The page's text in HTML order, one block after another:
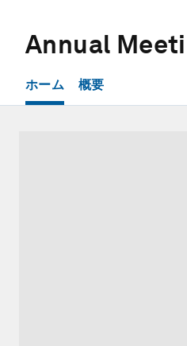
Annual
ホーム 概要